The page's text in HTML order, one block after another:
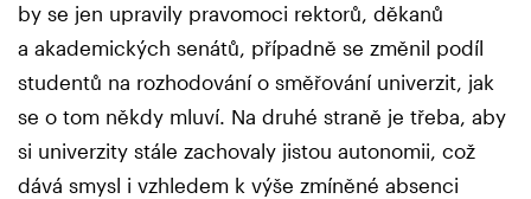
by se jen upravily pravomoci rektorů, děkanů
a akademických senátů, případně se změnil podíl
studentů na rozhodování o směřování univerzit, jak
se o tom někdy mluví. Na druhé straně je třeba, aby
si univerzity stále zachovaly jistou autonomii, což
dává smysl i vzhledem k výše zmíněné absenci